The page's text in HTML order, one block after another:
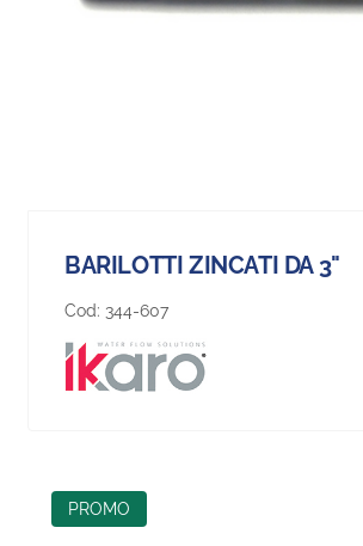
BARILOTTI ZINCATI DA 3"
Cod: 344-607
PROMO